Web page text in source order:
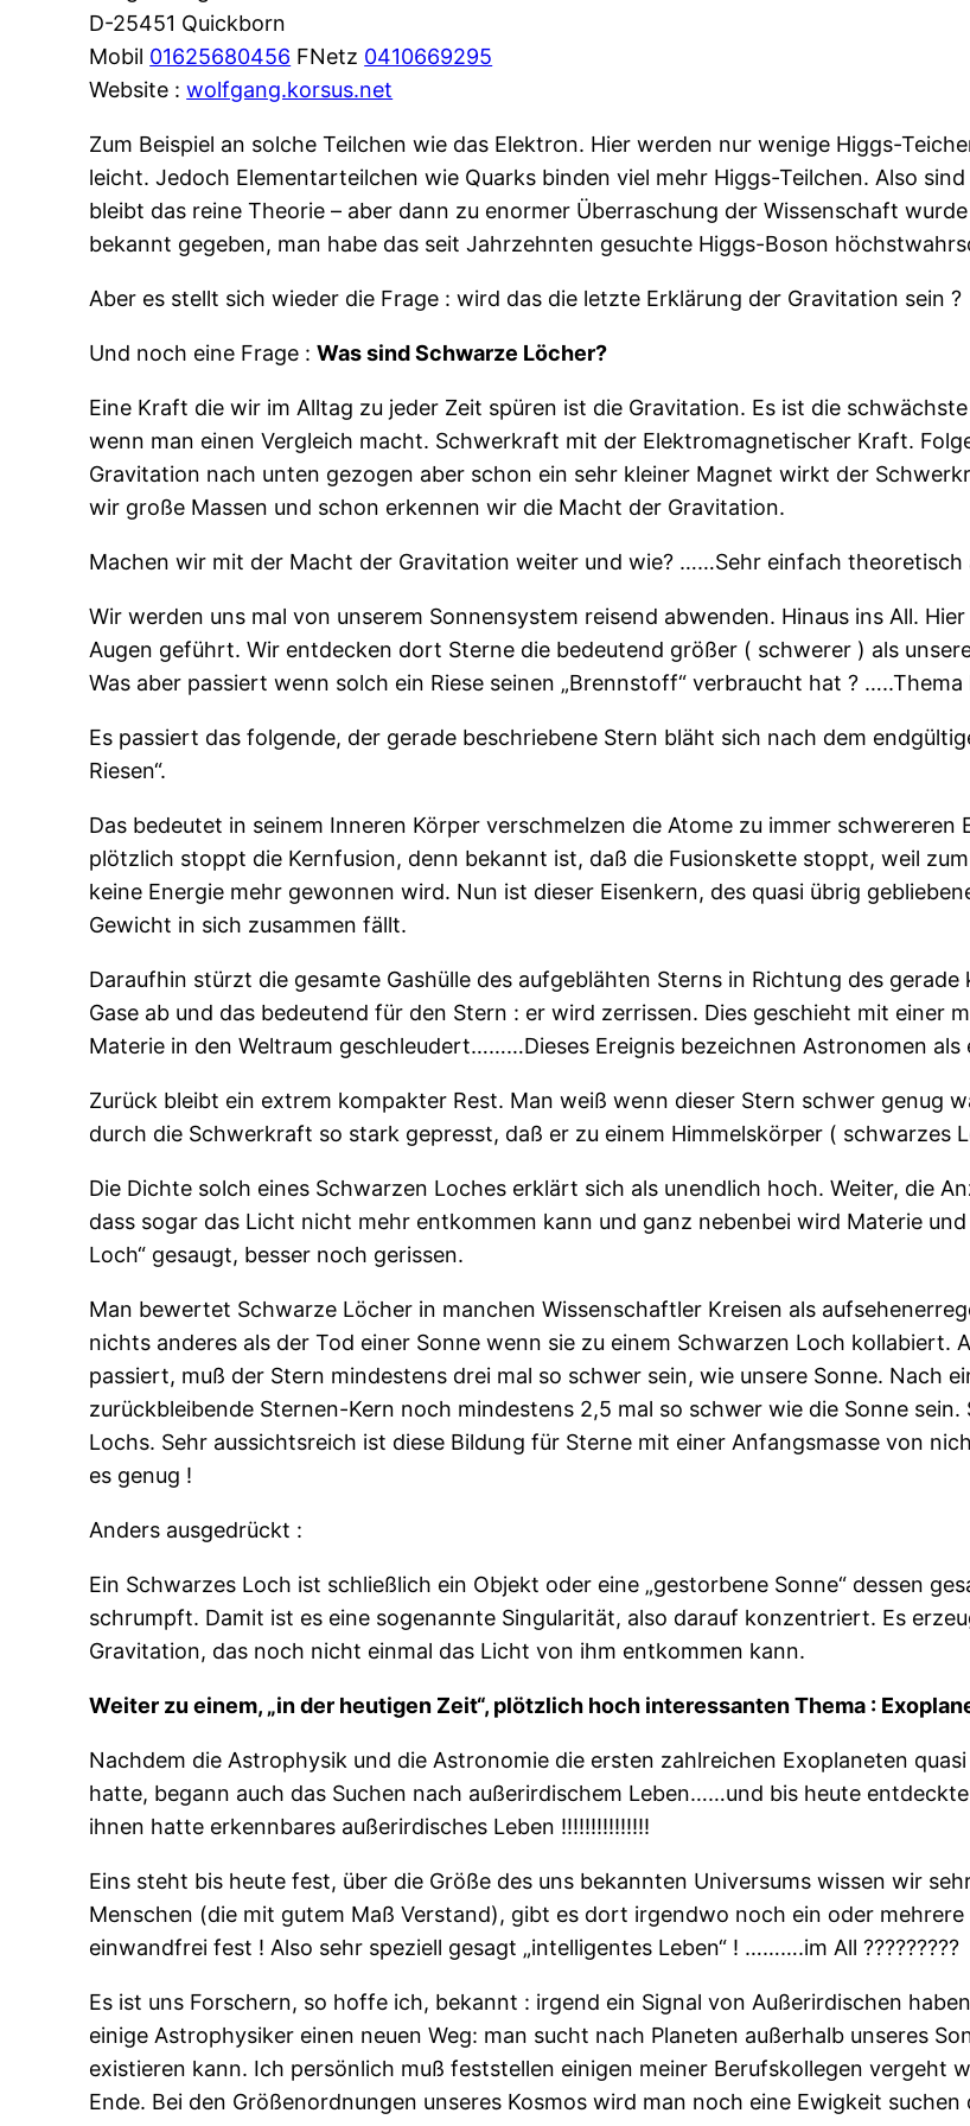
D-25451 Quickborn
Mobil 01625680456 FNetz 0410669295
Website :wolfgang.korsus.net
Zum Beispiel an solche Teilchen wie das Elektron. Hier werden nur wenige Higgs-
leicht. Jedoch Elementarteilchen wie Quarks binden viel mehr Higgs-Teilchen. Also
bleibt das reine Theorie – aber dann zu enormer Überraschung der Wissenschaft
bekannt gegeben, man habe das seit Jahrzehnten gesuchte Higgs-Boson
Aber es stellt sich wieder die Frage : wird das die letzte Erklärung der Gravitation sein ?
Und noch eine Frage :Was sind Schwarze Löcher?
Eine Kraft die wir im Alltag zu jeder Zeit spüren ist die Gravitation. Es ist die
wenn man einen Vergleich macht. Schwerkraft mit der Elektromagnetischer Kraft.
Gravitation nach unten gezogen aber schon ein sehr kleiner Magnet wirkt der
wir große Massen und schon erkennen wir die Macht der Gravitation.
Machen wir mit der Macht der Gravitation weiter und wie? ……Sehr einfach
Wir werden uns mal von unserem Sonnensystem reisend abwenden. Hinaus ins All.
Augen geführt. Wir entdecken dort Sterne die bedeutend größer ( schwerer ) als
Was aber passiert wenn solch ein Riese seinen „Brennstoff“ verbraucht hat ? …..Thema
Es passiert das folgende, der gerade beschriebene Stern bläht sich nach dem
Riesen“.
Das bedeutet in seinem Inneren Körper verschmelzen die Atome zu immer schwereren
plötzlich stoppt die Kernfusion, denn bekannt ist, daß die Fusionskette stoppt, weil
keine Energie mehr gewonnen wird. Nun ist dieser Eisenkern, des quasi übrig
Gewicht in sich zusammen fällt.
Daraufhin stürzt die gesamte Gashülle des aufgeblähten Sterns in Richtung des
Gase ab und das bedeutend für den Stern : er wird zerrissen. Dies geschieht mit einer
Materie in den Weltraum geschleudert………Dieses Ereignis bezeichnen Astronomen als
Zurück bleibt ein extrem kompakter Rest. Man weiß wenn dieser Stern schwer genug
durch die Schwerkraft so stark gepresst, daß er zu einem Himmelskörper ( schwarzes
Die Dichte solch eines Schwarzen Loches erklärt sich als unendlich hoch. Weiter, die
dass sogar das Licht nicht mehr entkommen kann und ganz nebenbei wird Materie
Loch“ gesaugt, besser noch gerissen.
Man bewertet Schwarze Löcher in manchen Wissenschaftler Kreisen als
nichts anderes als der Tod einer Sonne wenn sie zu einem Schwarzen Loch kollabiert.
passiert, muß der Stern mindestens drei mal so schwer sein, wie unsere Sonne. Nach
zurückbleibende Sternen-Kern noch mindestens 2,5 mal so schwer wie die Sonne
Lochs. Sehr aussichtsreich ist diese Bildung für Sterne mit einer Anfangsmasse von
es genug !
Anders ausgedrückt :
Ein Schwarzes Loch ist schließlich ein Objekt oder eine „gestorbene Sonne“ dessen
schrumpft. Damit ist es eine sogenannte Singularität, also darauf konzentriert. Es
Gravitation, das noch nicht einmal das Licht von ihm entkommen kann.
Weiter zu einem, „in der heutigen Zeit“, plötzlich hoch interessanten Thema :
Nachdem die Astrophysik und die Astronomie die ersten zahlreichen Exoplaneten
hatte, begann auch das Suchen nach außerirdischem Leben……und bis heute
ihnen hatte erkennbares außerirdisches Leben !!!!!!!!!!!!!!!
Eins steht bis heute fest, über die Größe des uns bekannten Universums wissen wir
Menschen (die mit gutem Maß Verstand), gibt es dort irgendwo noch ein oder
einwandfrei fest ! Also sehr speziell gesagt „intelligentes Leben“ ! ……….im All ?????????
Es ist uns Forschern, so hoffe ich, bekannt : irgend ein Signal von Außerirdischen
einige Astrophysiker einen neuen Weg: man sucht nach Planeten außerhalb unseres
existieren kann. Ich persönlich muß feststellen einigen meiner Berufskollegen vergeht
Ende. Bei den Größenordnungen unseres Kosmos wird man noch eine Ewigkeit